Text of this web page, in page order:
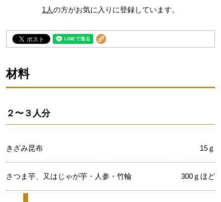
1 人の方がお気に入りに登録しています。
材料
２〜３人分
きざみ昆布 15ｇ
さつま芋、又はじゃが芋・人参・竹輪 300ｇほど